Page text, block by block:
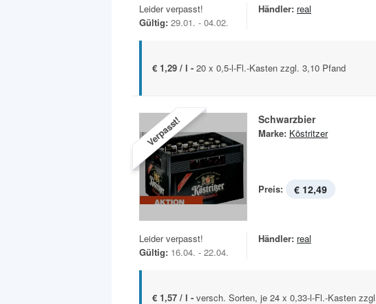
Leider verpasst!
Gültig: 29.01. - 04.02.
Händler: real
€ 1,29 / l - 20 x 0,5-l-Fl.-Kasten zzgl. 3,10 Pfand
Verpasst! Schwarzbier
Marke: Köstritzer
Preis: € 12,49
Leider verpasst!
Gültig: 16.04. - 22.04.
Händler: real
€ 1,57 / l - versch. Sorten, je 24 x 0,33-l-Fl.-Kasten